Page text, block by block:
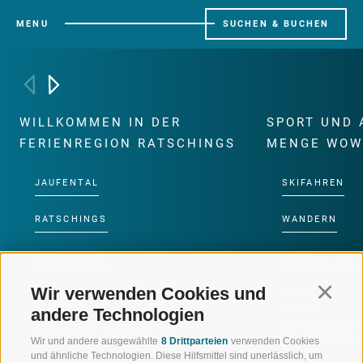
Wir verwenden Cookies und
andere Technologien
Wir und andere ausgewählte 8 Drittparteien verwenden Cookies
und ähnliche Technologien. Diese Hilfsmittel sind unerlässlich, um
MENU SUCHEN & BUCHEN
WILLKOMMEN IN DER
FERIENREGION RATSCHINGS
JAUFENTAL
RATSCHINGS
RIDNAUNTAL
BERGBAHNEN
SKISCHULE RATSCHINGS
SPORT UND
MENGE
SKIFAHREN
WANDERN
HOCHALPINE